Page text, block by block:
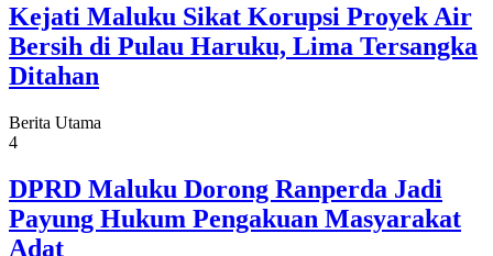
Kejati Maluku Sikat Korupsi Proyek Air
Bersih di Pulau Haruku, Lima Tersangka
Ditahan
Berita Utama
4
DPRD Maluku Dorong Ranperda Jadi
Payung Hukum Pengakuan Masyarakat
Adat